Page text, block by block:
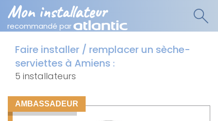
Mon installateur
recommandé par
Faire installer / remplacer un sèche-
serviettes à Amiens :
5 installateurs
AMBASSADEUR